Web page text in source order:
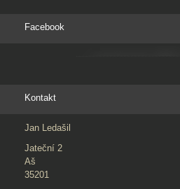
Facebook
Kontakt
Jan Ledašil
Jateční 2
Aš
35201